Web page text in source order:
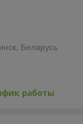
Беларусь
работы